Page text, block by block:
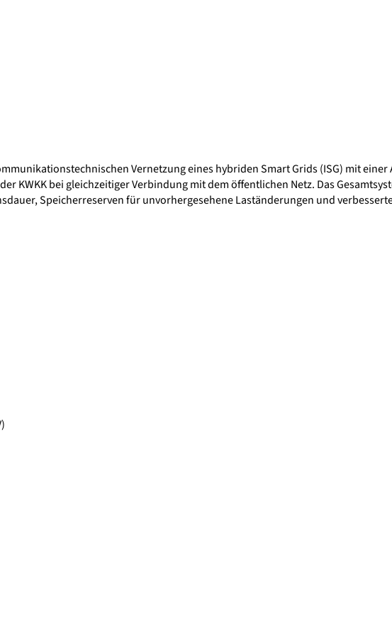
Vernetzung eines hybriden Smart Grids (ISG) mit
KWKK bei gleichzeitiger Verbindung mit dem öffentlichen Netz. Das
Speicherreserven für unvorhergesehene Laständerungen und